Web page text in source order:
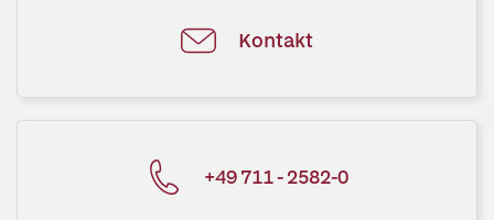
Kontakt
+49 711 - 2582-0